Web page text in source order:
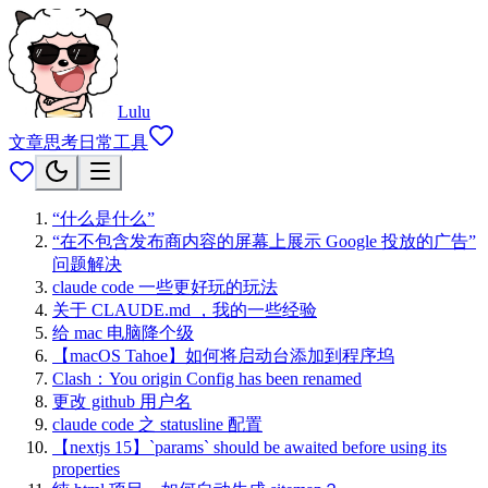
Lulu
文章思考日常工具
“什么是什么”
“在不包含发布商内容的屏幕上展示 Google 投放的广告”
问题解决
claude code 一些更好玩的玩法
关于 CLAUDE.md ，我的一些经验
给 mac 电脑降个级
【macOS Tahoe】如何将启动台添加到程序坞
Clash：You origin Config has been renamed
更改 github 用户名
claude code 之 statusline 配置
【nextjs 15】`params` should be awaited before using its
properties